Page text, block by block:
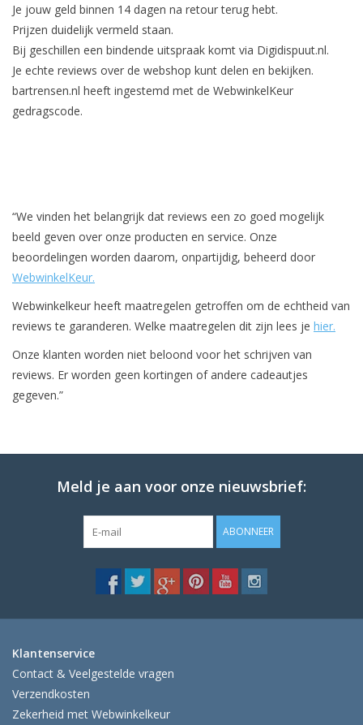
Je jouw geld binnen 14 dagen na retour terug hebt.
Prijzen duidelijk vermeld staan.
Bij geschillen een bindende uitspraak komt via Digidispuut.nl.
Je echte reviews over de webshop kunt delen en bekijken.
bartrensen.nl heeft ingestemd met de WebwinkelKeur
gedragscode.
“We vinden het belangrijk dat reviews een zo goed mogelijk
beeld geven over onze producten en service. Onze
beoordelingen worden daarom, onpartijdig, beheerd door
WebwinkelKeur.
Webwinkelkeur heeft maatregelen getroffen om de echtheid van
reviews te garanderen. Welke maatregelen dit zijn lees je hier.
Onze klanten worden niet beloond voor het schrijven van
reviews. Er worden geen kortingen of andere cadeautjes
gegeven.”
Meld je aan voor onze nieuwsbrief:
ABONNEER
Klantenservice
Contact & Veelgestelde vragen
Verzendkosten
Zekerheid met Webwinkelkeur